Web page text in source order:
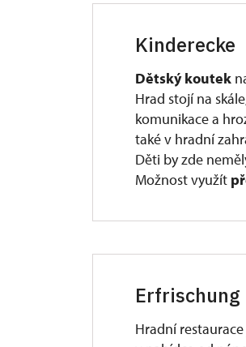
Kinderecke
Dětský koutek
Hrad stojí na
komunikace a
také v hradní
Děti by zde
Možnost využít
Erfrischung
Hradní